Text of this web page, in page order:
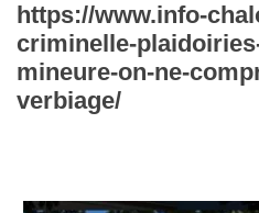
https://www.info-
criminelle-
mineure-on-ne-
verbiage/